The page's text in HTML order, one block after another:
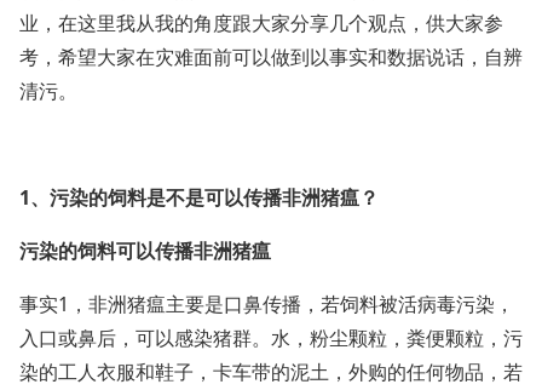
业，在这里我从我的角度跟大家分享几个观点，供大家参
考，希望大家在灾难面前可以做到以事实和数据说话，自辨
清污。
1、污染的饲料是不是可以传播非洲猪瘟？
污染的饲料可以传播非洲猪瘟
事实1，非洲猪瘟主要是口鼻传播，若饲料被活病毒污染，
入口或鼻后，可以感染猪群。水，粉尘颗粒，粪便颗粒，污
染的工人衣服和鞋子，卡车带的泥土，外购的任何物品，若